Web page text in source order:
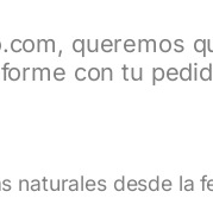
, queremos
con tu
naturales desde